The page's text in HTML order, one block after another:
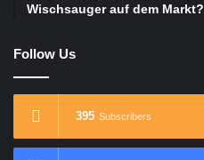
Wischsauger auf dem Markt?
Follow Us
395 Subscribers